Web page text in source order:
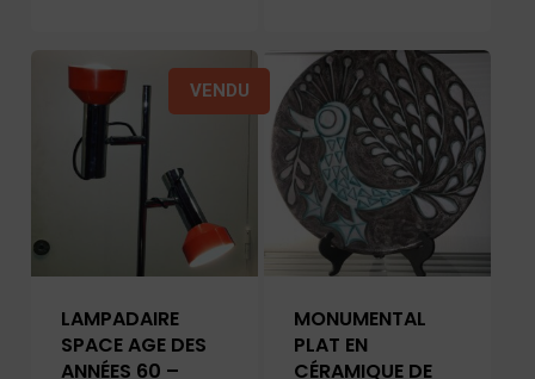
LAMPADAIRE
SPACE AGE DES
ANNÉES 60 –
VENDU
MONUMENTAL
PLAT EN
CÉRAMIQUE DE